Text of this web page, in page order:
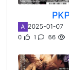
A 2025-01-07
0 1 66